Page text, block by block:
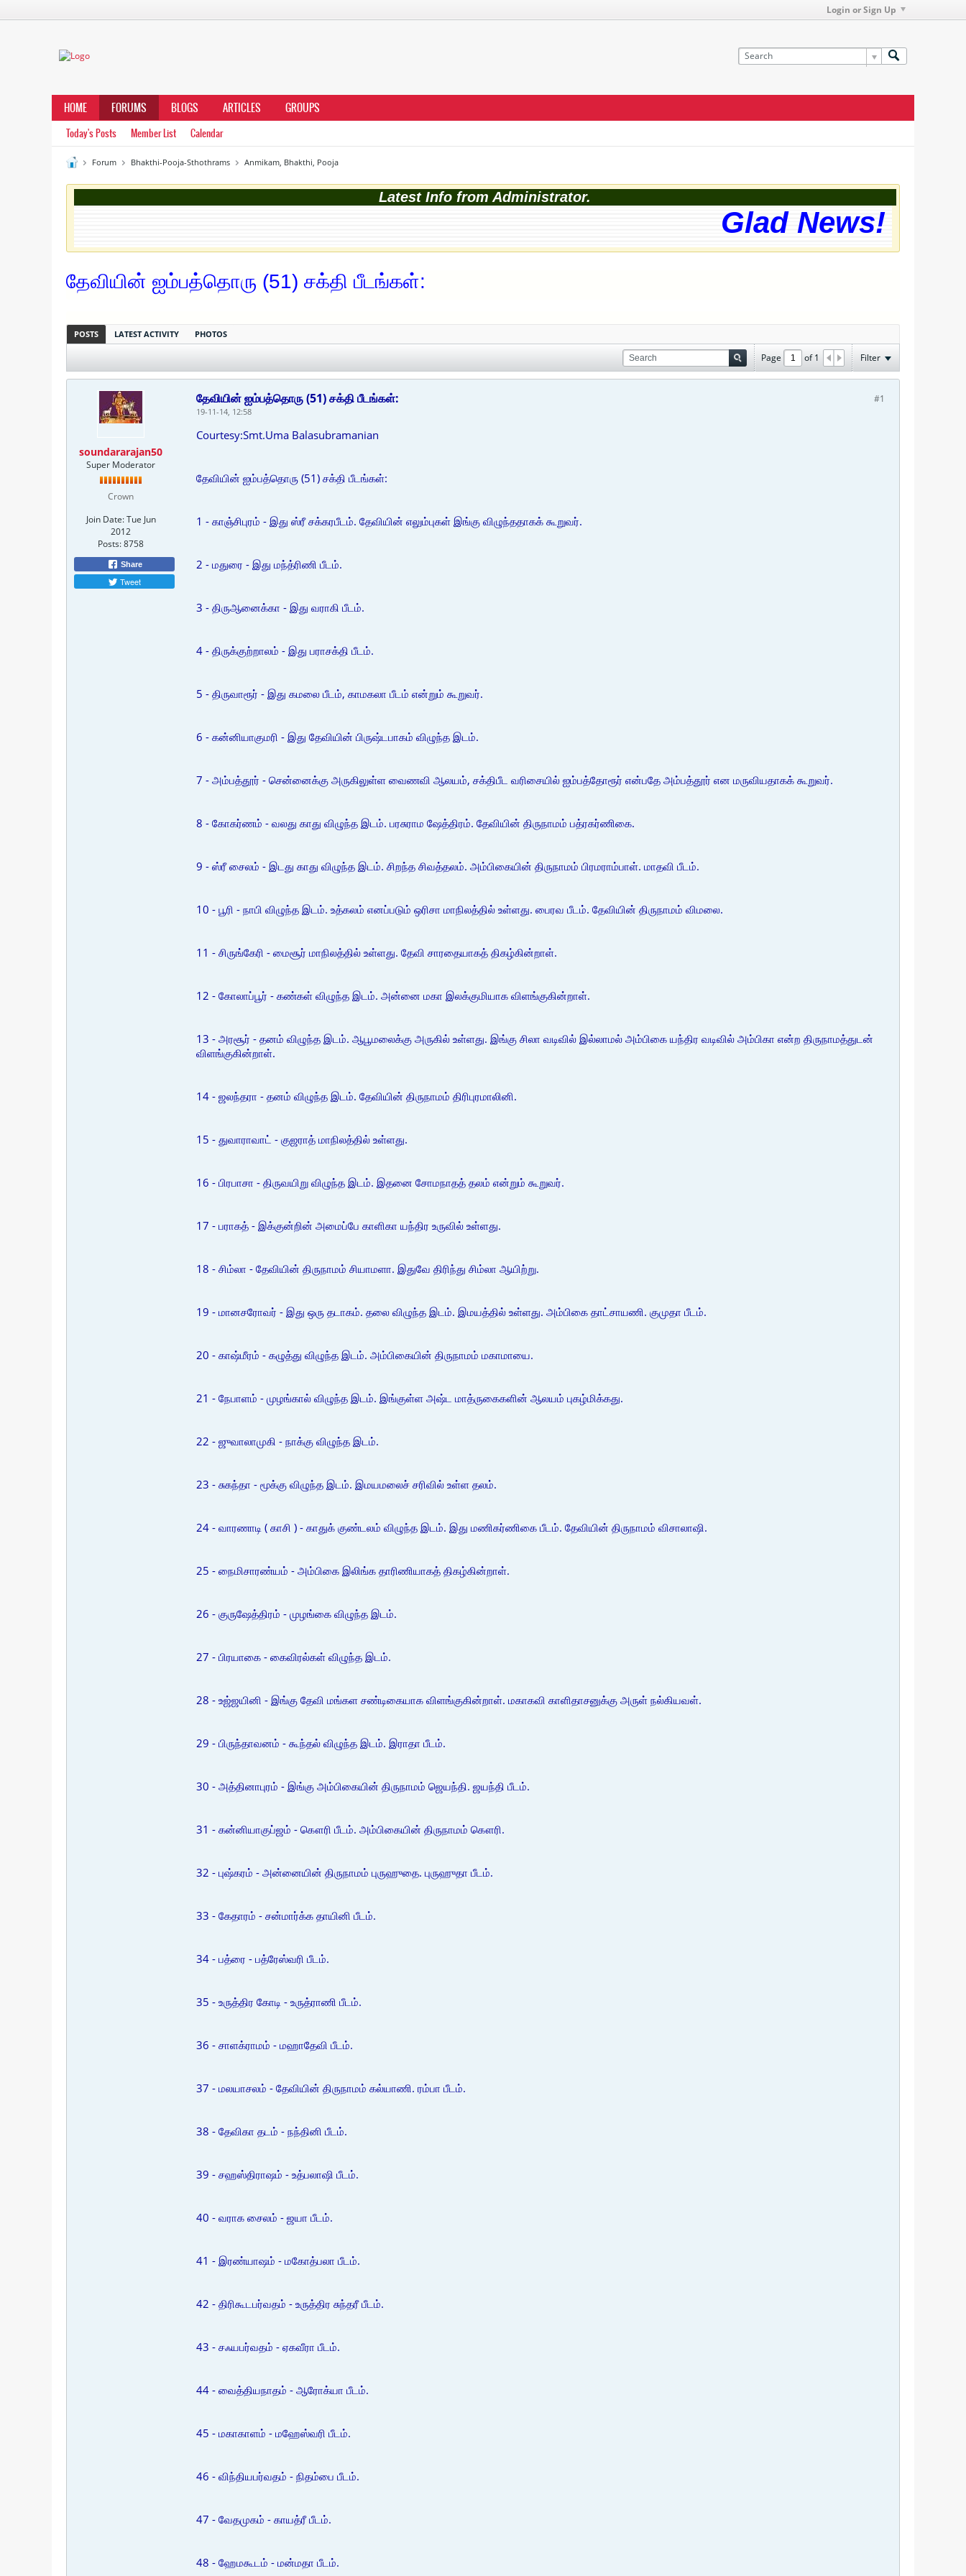
Login or Sign Up
HOME FORUMS BLOGS ARTICLES GROUPS
Today's Posts Member List Calendar
Forum Bhakthi-Pooja-Sthothrams Anmikam, Bhakthi, Pooja
Latest Info from Administrator.
Glad News! The
தேவியின் ஐம்பத்தொரு (51) சக்தி பீடங்கள்:
POSTS LATEST ACTIVITY PHOTOS
Page of1 Filter
soundararajan50
Super Moderator
Crown
Join Date: Tue Jun
2012
Posts:8758
Share
Tweet
#1
தேவியின் ஐம்பத்தொரு (51) சக்தி பீடங்கள்:
19-11-14, 12:58
Courtesy:Smt.Uma Balasubramanian
தேவியின் ஐம்பத்தொரு (51) சக்தி பீடங்கள்:
1 - காஞ்சிபுரம் - இது ஸ்ரீ சக்கரபீடம். தேவியின் எலும்புகள் இங்கு விழுந்ததாகக் கூறுவர்.
2 - மதுரை - இது மந்த்ரிணி பீடம்.
3 - திருஆனைக்கா - இது வராகி பீடம்.
4 - திருக்குற்றாலம் - இது பராசக்தி பீடம்.
5 - திருவாரூர் - இது கமலை பீடம், காமகலா பீடம் என்றும் கூறுவர்.
6 - கன்னியாகுமரி - இது தேவியின் பிருஷ்டபாகம் விழுந்த இடம்.
7 - அம்பத்தூர் - சென்னைக்கு அருகிலுள்ள வைணவி ஆலயம், சக்திபீட வரிசையில் ஐம்பத்தோரூர் என்பதே அம்பத்தூர் என மருவியதாகக் கூறுவர்.
8 - கோகர்ணம் - வலது காது விழுந்த இடம். பரசுராம ஷேத்திரம். தேவியின் திருநாமம் பத்ரகர்ணிகை.
9 - ஸ்ரீ சைலம் - இடது காது விழுந்த இடம். சிறந்த சிவத்தலம். அம்பிகையின் திருநாமம் பிரமராம்பாள். மாதவி பீடம்.
10 - பூரி - நாபி விழுந்த இடம். உத்கலம் எனப்படும் ஒரிசா மாநிலத்தில் உள்ளது. பைரவ பீடம். தேவியின் திருநாமம் விமலை.
11 - சிருங்கேரி - மைசூர் மாநிலத்தில் உள்ளது. தேவி சாரதையாகத் திகழ்கின்றாள்.
12 - கோலாப்பூர் - கண்கள் விழுந்த இடம். அன்னை மகா இலக்குமியாக விளங்குகின்றாள்.
13 - அரசூர் - தனம் விழுந்த இடம். ஆபூமலைக்கு அருகில் உள்ளது. இங்கு சிலா வடிவில் இல்லாமல் அம்பிகை யந்திர வடிவில் அம்பிகா என்ற திருநாமத்துடன்
விளங்குகின்றாள்.
14 - ஜலந்தரா - தனம் விழுந்த இடம். தேவியின் திருநாமம் திரிபுரமாலினி.
15 - துவாராவாட் - குஜராத் மாநிலத்தில் உள்ளது.
16 - பிரபாசா - திருவயிறு விழுந்த இடம். இதனை சோமநாதத் தலம் என்றும் கூறுவர்.
17 - பராகத் - இக்குன்றின் அமைப்பே காளிகா யந்திர உருவில் உள்ளது.
18 - சிம்லா - தேவியின் திருநாமம் சியாமளா. இதுவே திரிந்து சிம்லா ஆயிற்று.
19 - மானசரோவர் - இது ஒரு தடாகம். தலை விழுந்த இடம். இமயத்தில் உள்ளது. அம்பிகை தாட்சாயணி. குமுதா பீடம்.
20 - காஷ்மீரம் - கழுத்து விழுந்த இடம். அம்பிகையின் திருநாமம் மகாமாயை.
21 - நேபாளம் - முழங்கால் விழுந்த இடம். இங்குள்ள அஷ்ட மாத்ருகைகளின் ஆலயம் புகழ்மிக்கது.
22 - ஜுவாலாமுகி - நாக்கு விழுந்த இடம்.
23 - சுகந்தா - மூக்கு விழுந்த இடம். இமயமலைச் சரிவில் உள்ள தலம்.
24 - வாரணாடி ( காசி ) - காதுக் குண்டலம் விழுந்த இடம். இது மணிகர்ணிகை பீடம். தேவியின் திருநாமம் விசாலாஷி.
25 - நைமிசாரண்யம் - அம்பிகை இலிங்க தாரிணியாகத் திகழ்கின்றாள்.
26 - குருஷேத்திரம் - முழங்கை விழுந்த இடம்.
27 - பிரயாகை - கைவிரல்கள் விழுந்த இடம்.
28 - உஜ்ஜயினி - இங்கு தேவி மங்கள சண்டிகையாக விளங்குகின்றாள். மகாகவி காளிதாசனுக்கு அருள் நல்கியவள்.
29 - பிருந்தாவனம் - கூந்தல் விழுந்த இடம். இராதா பீடம்.
30 - அத்தினாபுரம் - இங்கு அம்பிகையின் திருநாமம் ஜெயந்தி. ஜயந்தி பீடம்.
31 - கன்னியாகுப்ஜம் - கௌரி பீடம். அம்பிகையின் திருநாமம் கௌரி.
32 - புஷ்கரம் - அன்னையின் திருநாமம் புருஹுதை. புருஹுதா பீடம்.
33 - கேதாரம் - சன்மார்க்க தாயினி பீடம்.
34 - பத்ரை - பத்ரேஸ்வரி பீடம்.
35 - உருத்திர கோடி - உருத்ராணி பீடம்.
36 - சாளக்ராமம் - மஹாதேவி பீடம்.
37 - மலயாசலம் - தேவியின் திருநாமம் கல்யாணி. ரம்பா பீடம்.
38 - தேவிகா தடம் - நந்தினி பீடம்.
39 - சஹஸ்திராஷம் - உத்பலாஷி பீடம்.
40 - வராக சைலம் - ஜயா பீடம்.
41 - இரண்யாஷம் - மகோத்பலா பீடம்.
42 - திரிகூடபர்வதம் - உருத்திர சுந்தரீ பீடம்.
43 - சஃயபர்வதம் - ஏகவீரா பீடம்.
44 - வைத்தியநாதம் - ஆரோக்யா பீடம்.
45 - மகாகாளம் - மஹேஸ்வரி பீடம்.
46 - விந்தியபர்வதம் - நிதம்பை பீடம்.
47 - வேதமுகம் - காயத்ரீ பீடம்.
48 - ஹேமகூடம் - மன்மதா பீடம்.